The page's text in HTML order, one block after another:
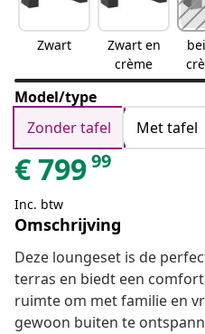
Zwart
Zwart en
crème
Model/type
Zonder tafel
Met tafel
€79999
Inc. btw
Omschrijving
Deze loungeset is de
terras en biedt een
ruimte om met familie en
gewoon buiten te